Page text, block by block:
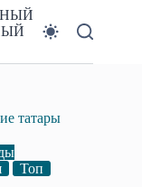
татары
Топ